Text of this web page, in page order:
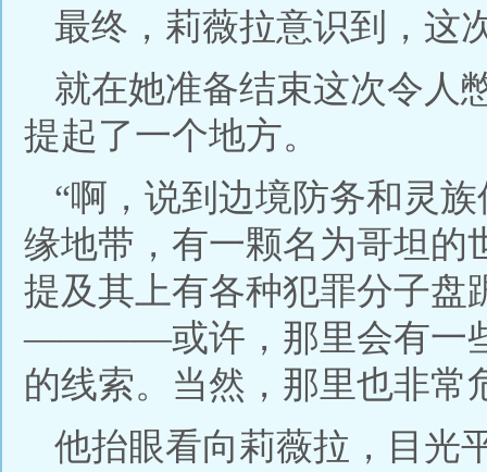
最终，莉薇拉意识到，这
就在她准备结束这次令人
提起了一个地方。
“啊，说到边境防务和
缘地带，有一颗名为哥坦的
提及其上有各种犯罪分子盘
————或许，那里会有一
的线索。当然，那里也非常
他抬眼看向莉薇拉，目光